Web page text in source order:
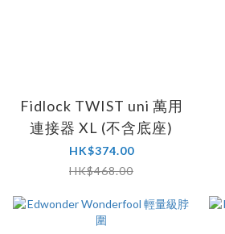
Fidlock TWIST uni 萬用
連接器 XL (不含底座)
HK$374.00
HK$468.00